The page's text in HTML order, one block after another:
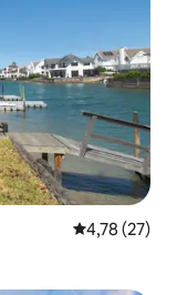
საშუალო
4,78 (27)